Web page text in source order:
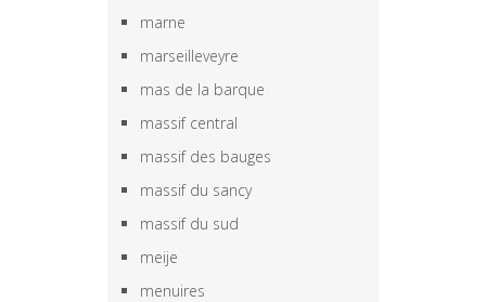
marne
marseilleveyre
mas de la barque
massif central
massif des bauges
massif du sancy
massif du sud
meije
menuires